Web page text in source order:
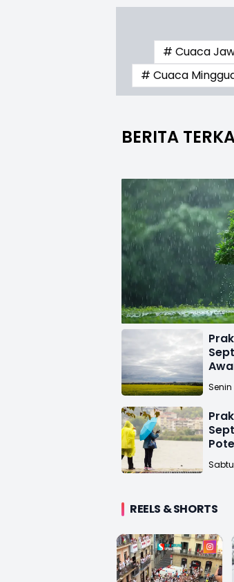
# Cuaca
# Cuaca
BERITA
Senin
Sabtu
REELS & SHORTS